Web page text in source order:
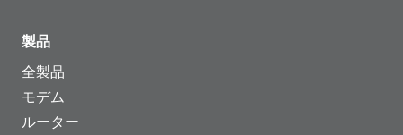
製品
全製品
モデム
ルーター